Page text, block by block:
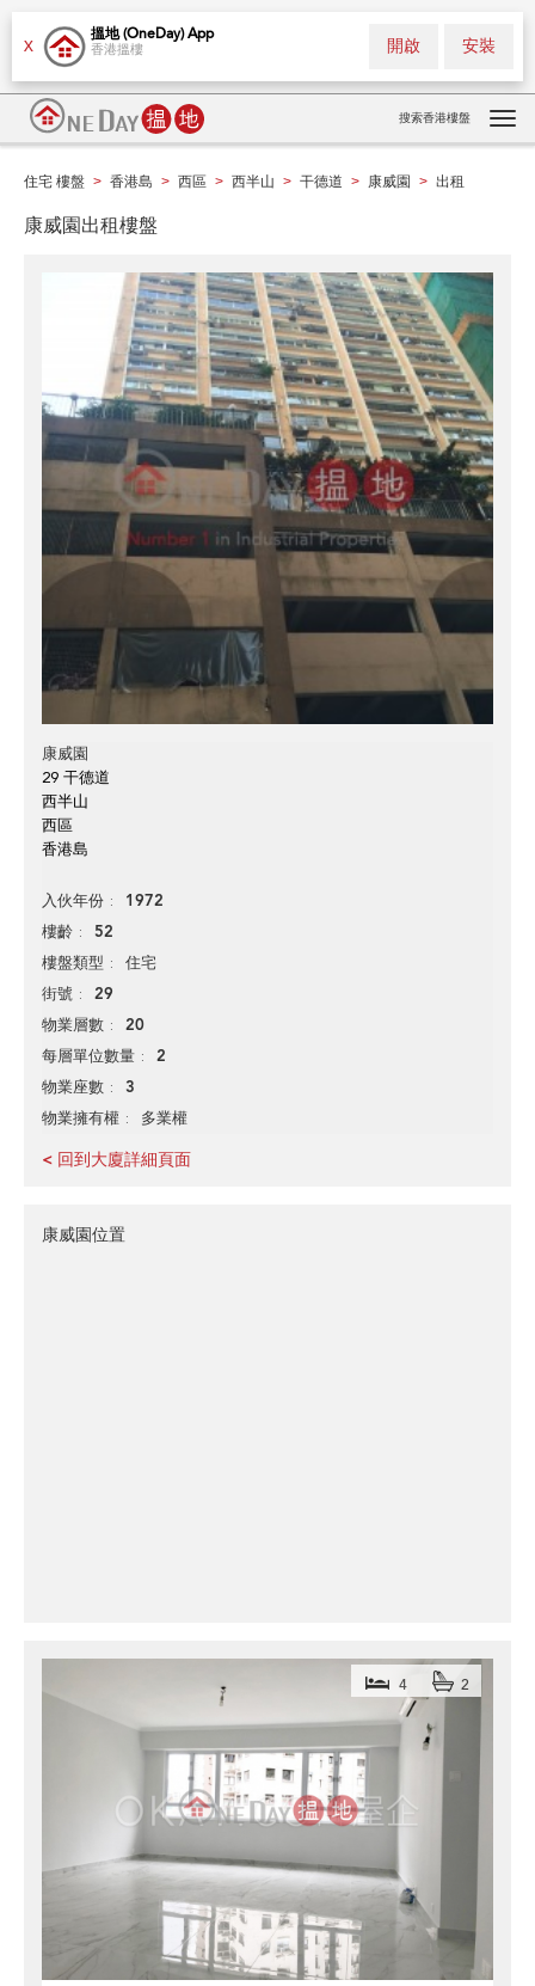
X
搵地 (OneDay) App
香港搵樓 安裝
開啟
搜索香港樓盤
住宅 樓盤 > 香港島 > 西區 > 西半山 > 干德道 > 康威園 > 出租
康威園出租樓盤
康威園
29 干德道
西半山
西區
香港島
入伙年份 1972
樓齡 52
樓盤類型 住宅
街號 29
物業層數 20
每層單位數量 2
物業座數 3
物業擁有權 多業權
< 回到大廈詳細頁面
康威園位置
4 2